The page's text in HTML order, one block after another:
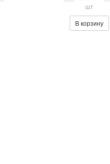
шт
В корзину